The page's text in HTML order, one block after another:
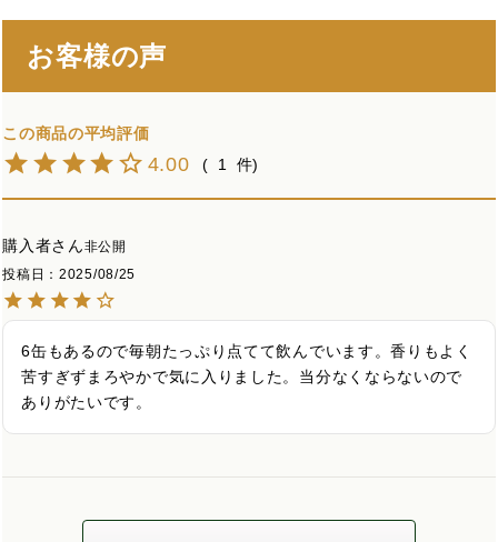
お客様の声
4.00 1
購入者
非公開
投稿日
2025/08/25
6缶もあるので毎朝たっぷり点てて飲んでいます。香りもよく
苦すぎずまろやかで気に入りました。当分なくならないので
ありがたいです。